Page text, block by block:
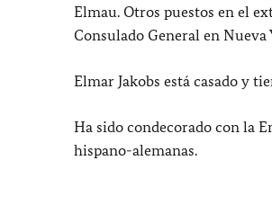
Elmau. Otros puestos en el
Consulado General en Nueva
Elmar Jakobs está casado y
Ha sido condecorado con la
hispano-alemanas.